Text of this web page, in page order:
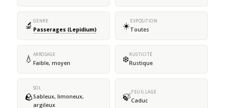
🔬 GENRE
Passerages (Lepidium) ☀️EXPOSITION
Toutes
💧 ARROSAGE
Faible, moyen ❄️RUSTICITÉ
Rustique
🪨
SOL
Sableux, limoneux,
argileux
🍃FEUILLAGE
Caduc